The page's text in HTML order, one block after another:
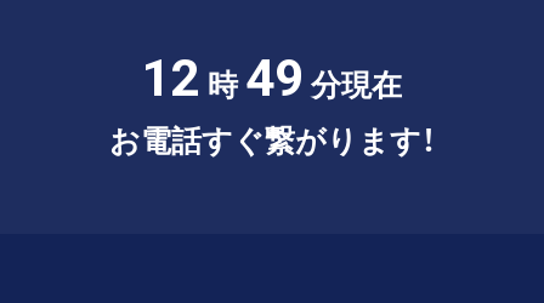
12 時49 分現在
お電話すぐ繋がります！